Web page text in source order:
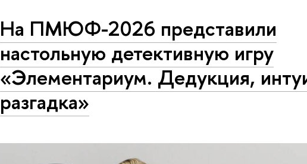
На ПМЮФ-2026 представили
настольную детективную игру
«Элементариум. Дедукция,
разгадка»